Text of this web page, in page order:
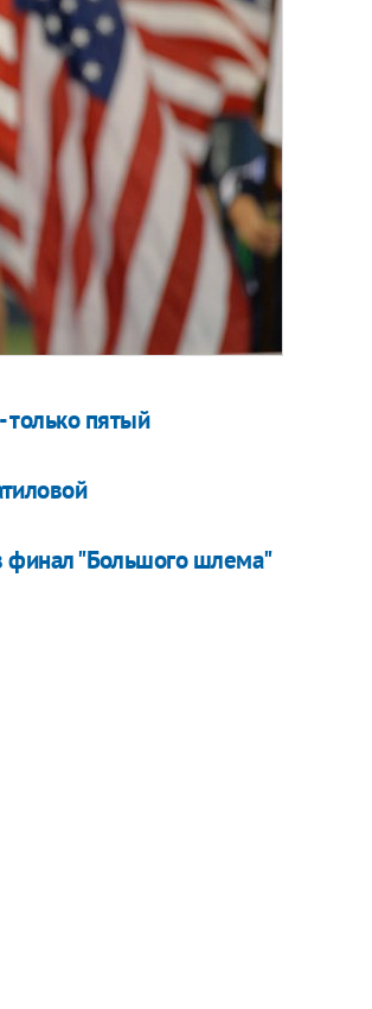
только пятый
"Большого шлема"